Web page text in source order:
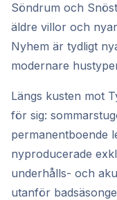
Söndrum och
äldre villor och
Nyhem är tydligt
modernare
Längs kusten mot
för sig:
permanentboende
nyproducerade
underhålls- och
utanför